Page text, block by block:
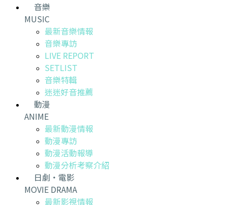
音樂
MUSIC
最新音樂情報
音樂專訪
LIVE REPORT
SETLIST
音樂特輯
迷迷好音推薦
動漫
ANIME
最新動漫情報
動漫專訪
動漫活動報導
動漫分析考察介紹
日劇・電影
MOVIE DRAMA
最新影視情報